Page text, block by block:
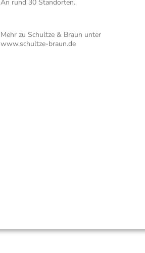
An rund 30 Standorten.
Mehr zu Schultze & Braun unter
www.schultze-braun.de